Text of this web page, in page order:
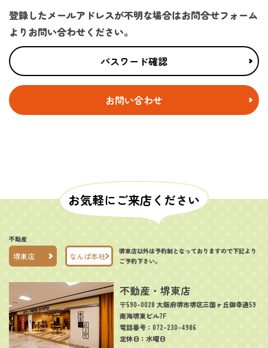
登録したメールアドレスが不明な場合はお問合せフォーム
よりお問い合わせください。
パスワード確認
お問い合わせ
お気軽にご来店ください
不動産
堺東店 なんば本社
堺東店以外は予約制となっておりますので下記より
ご予約下さい。
不動産・堺東店
〒590-0028 大阪府堺市堺区三国ヶ丘御幸通59
南海堺東ビル7F
電話番号：072-230-4986
定休日：水曜日